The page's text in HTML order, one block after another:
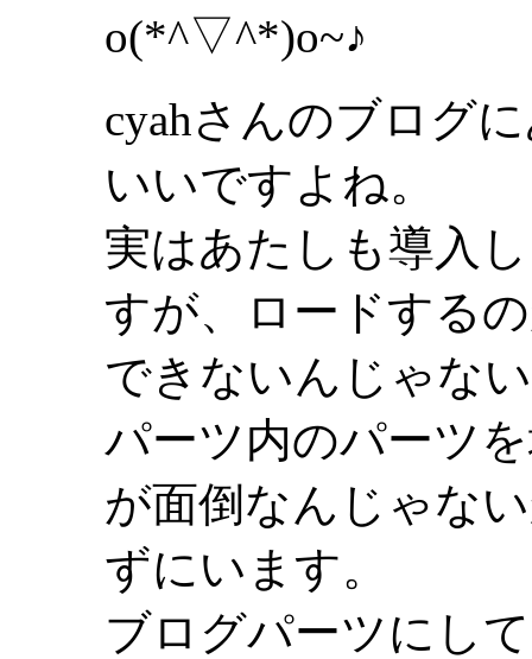
o(*^▽^*)o~♪
cyahさんのブログ
いいですよね。
実はあたしも導入
すが、ロードする
できないんじゃな
パーツ内のパーツ
が面倒なんじゃな
ずにいます。
ブログパーツにし